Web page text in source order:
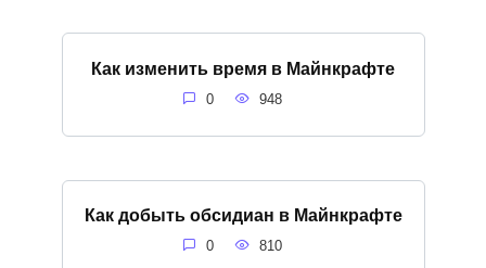
Как изменить время в Майнкрафте
0 948
Как добыть обсидиан в Майнкрафте
0 810